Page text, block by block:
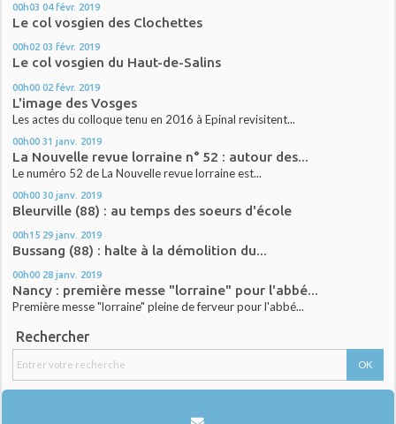
00h03 04 févr. 2019
Le col vosgien des Clochettes
00h02 03 févr. 2019
Le col vosgien du Haut-de-Salins
00h00 02 févr. 2019
L'image des Vosges
Les actes du colloque tenu en 2016 à Epinal revisitent...
00h00 31 janv. 2019
La Nouvelle revue lorraine n° 52 : autour des...
Le numéro 52 de La Nouvelle revue lorraine est...
00h00 30 janv. 2019
Bleurville (88) : au temps des soeurs d'école
00h15 29 janv. 2019
Bussang (88) : halte à la démolition du...
00h00 28 janv. 2019
Nancy : première messe "lorraine" pour l'abbé...
Première messe "lorraine" pleine de ferveur pour l'abbé...
Rechercher